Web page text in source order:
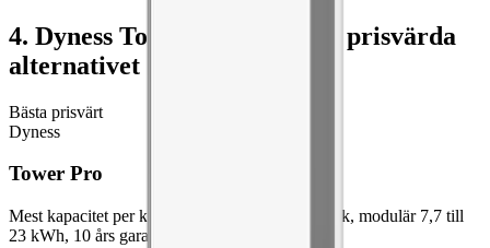
4. Dyness Tower Pro — Bästa prisvärda
alternativet
Bästa prisvärt
Dyness
Tower Pro
Mest kapacitet per krona — etablerad LFP-teknik, modulär 7,7 till
23 kWh, 10 års garanti.